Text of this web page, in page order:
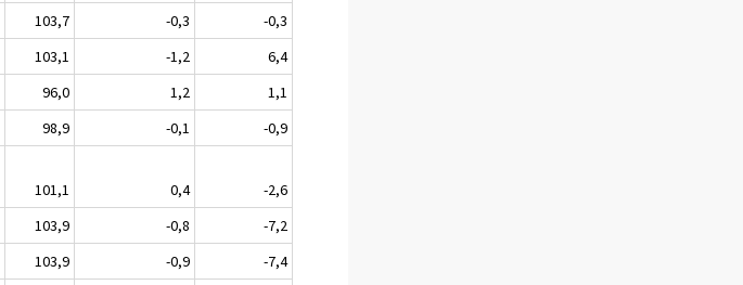
103,7 -0,3
-0,3
103,1 -1,2
6,4
96,0 1,2
1,1
98,9 -0,1
-0,9
101,1 0,4
-2,6
103,9 -0,8
-7,2
103,9 -0,9
-7,4